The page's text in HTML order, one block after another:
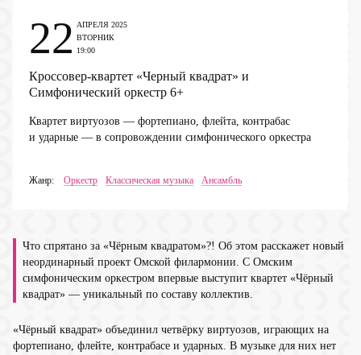
Кроссовер-квартет «Черный квадрат» и
Симфонический оркестр 6+
Квартет виртуозов — фортепиано, флейта, контрабас
и ударные — в сопровождении симфонического оркестра
Жанр: Оркестр Классическая музыка Ансамбль
22
АПРЕЛЯ 2025
ВТОРНИК
19:00
Что спрятано за «Чёрным квадратом»?! Об этом расскажет новый
неординарный проект Омской филармонии. С Омским
симфоническим оркестром впервые выступит квартет «Чёрный
квадрат» — уникальный по составу коллектив.
«Чёрный квадрат» объединил четвёрку виртуозов, играющих на
фортепиано, флейте, контрабасе и ударных. В музыке для них нет